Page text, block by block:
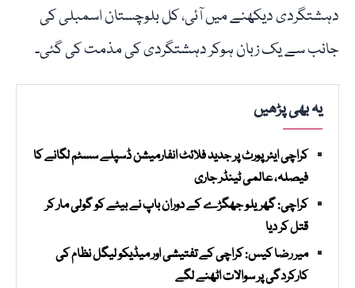
دہشتگردی دیکھنے میں آئی، کل بلوچستان اسمبلی کی
جانب سے یک زبان ہوکر دہشتگردی کی مذمت کی گئی۔
یہ بھی پڑھیں
کراچی ایئرپورٹ پر جدید فلائٹ انفارمیشن ڈسپلے سسٹم لگانے کا
فیصلہ، عالمی ٹینڈر جاری
کراچی: گھریلو جھگڑے کے دوران باپ نے بیٹے کو گولی مار کر
قتل کر دیا
میر رضا کیس: کراچی کے تفتیشی اور میڈیکو لیگل نظام کی
کارکردگی پر سوالات اٹھنے لگے